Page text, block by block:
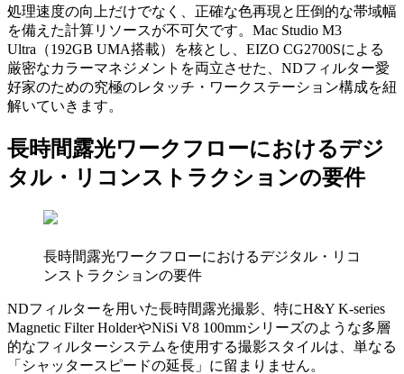
処理速度の向上だけでなく、正確な色再現と圧倒的な帯域幅
を備えた計算リソースが不可欠です。Mac Studio M3
Ultra（192GB UMA搭載）を核とし、EIZO CG2700Sによる
厳密なカラーマネジメントを両立させた、NDフィルター愛
好家のための究極のレタッチ・ワークステーション構成を紐
解いていきます。
長時間露光ワークフローにおけるデジ
タル・リコンストラクションの要件
長時間露光ワークフローにおけるデジタル・リコ
ンストラクションの要件
NDフィルターを用いた長時間露光撮影、特にH&Y K-series
Magnetic Filter HolderやNiSi V8 100mmシリーズのような多層
的なフィルターシステムを使用する撮影スタイルは、単なる
「シャッタースピードの延長」に留まりません。